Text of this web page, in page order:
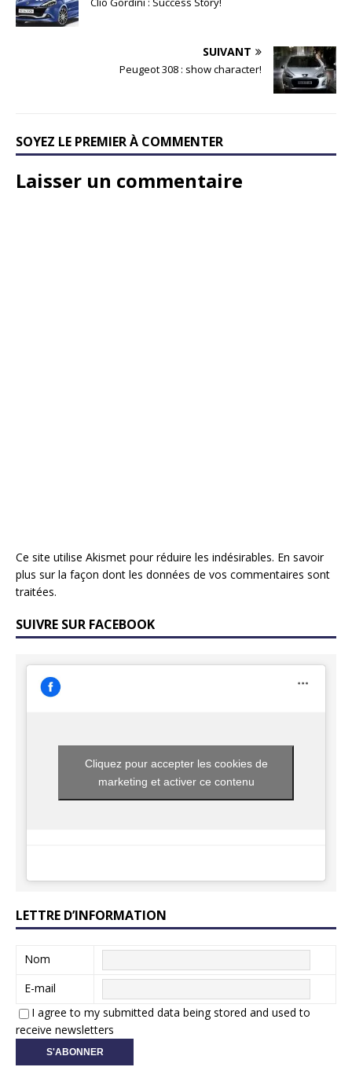
SUIVANT
Peugeot 308 : show character!
SOYEZ LE PREMIER À COMMENTER
Laisser un commentaire
Ce site utilise Akismet pour réduire les indésirables. En savoir
plus sur la façon dont les données de vos commentaires sont
traitées.
SUIVRE SUR FACEBOOK
Cliquez pour accepter les cookies de
marketing et activer ce contenu
LETTRE D’INFORMATION
Nom
E-mail
I agree to my submitted data being stored and used to
receive newsletters